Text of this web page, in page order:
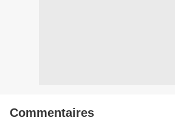
Commentaires